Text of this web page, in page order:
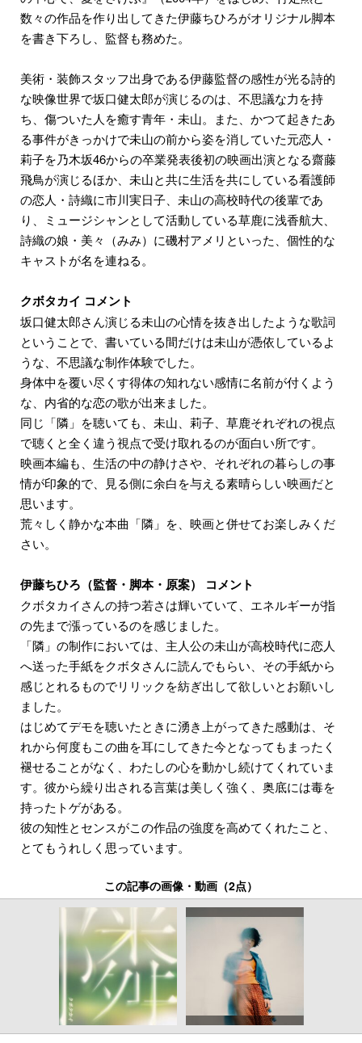
数々の作品を作り出してきた伊藤ちひろがオリジナル脚本
を書き下ろし、監督も務めた。
美術・装飾スタッフ出身である伊藤監督の感性が光る詩的
な映像世界で坂口健太郎が演じるのは、不思議な力を持
ち、傷ついた人を癒す⻘年・未山。また、かつて起きたあ
る事件がきっかけで未山の前から姿を消していた元恋人・
莉子を乃木坂46からの卒業発表後初の映画出演となる齋藤
飛鳥が演じるほか、未山と共に生活を共にしている看護師
の恋人・詩織に市川実日子、未山の高校時代の後輩であ
り、ミュージシャンとして活動している草鹿に浅香航大、
詩織の娘・美々（みみ）に磯村アメリといった、個性的な
キャストが名を連ねる。
クボタカイ コメント
坂口健太郎さん演じる未山の心情を抜き出したような歌詞
ということで、書いている間だけは未山が憑依しているよ
うな、不思議な制作体験でした。
身体中を覆い尽くす得体の知れない感情に名前が付くよう
な、内省的な恋の歌が出来ました。
同じ「隣」を聴いても、未山、莉子、草鹿それぞれの視点
で聴くと全く違う視点で受け取れるのが面白い所です。
映画本編も、生活の中の静けさや、それぞれの暮らしの事
情が印象的で、見る側に余白を与える素晴らしい映画だと
思います。
荒々しく静かな本曲「隣」を、映画と併せてお楽しみくだ
さい。
伊藤ちひろ（監督・脚本・原案） コメント
クボタカイさんの持つ若さは輝いていて、エネルギーが指
の先まで漲っているのを感じました。
「隣」の制作においては、主人公の未山が高校時代に恋人
へ送った手紙をクボタさんに読んでもらい、その手紙から
感じとれるものでリリックを紡ぎ出して欲しいとお願いし
ました。
はじめてデモを聴いたときに湧き上がってきた感動は、そ
れから何度もこの曲を耳にしてきた今となってもまったく
褪せることがなく、わたしの心を動かし続けてくれていま
す。彼から繰り出される言葉は美しく強く、奥底には毒を
持ったトゲがある。
彼の知性とセンスがこの作品の強度を高めてくれたこと、
とてもうれしく思っています。
この記事の画像・動画（2点）